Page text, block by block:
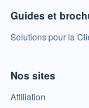
Guides et
Solutions pour la
Nos sites
Affiliation